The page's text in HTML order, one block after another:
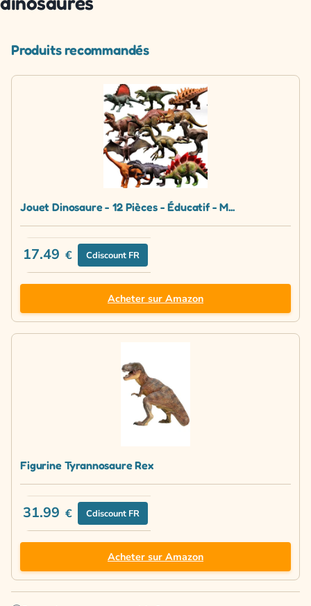
Produits recommandés
Jouet Dinosaure - 12 Pièces - Éducatif - M...
17.49 € Cdiscount FR
Acheter sur Amazon
Figurine Tyrannosaure Rex
31.99 € Cdiscount FR
Acheter sur Amazon